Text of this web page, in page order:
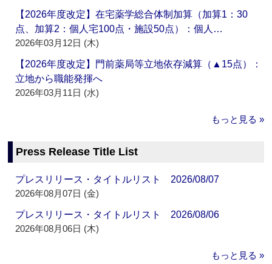
【2026年度改定】在宅薬学総合体制加算（加算1：30
点、加算2：個人宅100点・施設50点）：個人…
2026年03月12日 (木)
【2026年度改定】門前薬局等立地依存減算（▲15点）：
立地から職能発揮へ
2026年03月11日 (水)
もっと見る »
Press Release Title List
プレスリリース・タイトルリスト 2026/08/07
2026年08月07日 (金)
プレスリリース・タイトルリスト 2026/08/06
2026年08月06日 (木)
もっと見る »